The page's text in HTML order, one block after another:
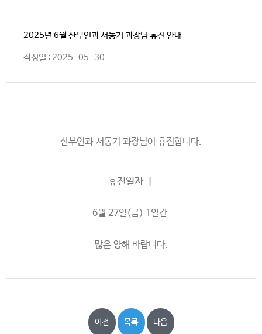
2025년 6월 산부인과 서동기 과장님 휴진 안내
작성일 : 2025-05-30
산부인과 서동기 과장님이 휴진합니다.
휴진일자 ㅣ
6월 27일(금) 1일간
많은 양해 바랍니다.
이전 목록 다음